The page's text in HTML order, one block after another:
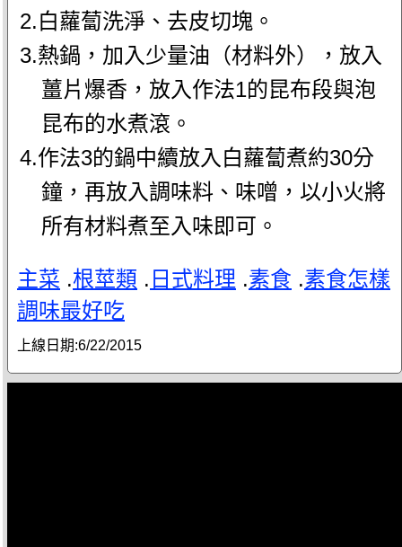
2.白蘿蔔洗淨、去皮切塊。
3.熱鍋，加入少量油（材料外），放入
薑片爆香，放入作法1的昆布段與泡
昆布的水煮滾。
4.作法3的鍋中續放入白蘿蔔煮約30分
鐘，再放入調味料、味噌，以小火將
所有材料煮至入味即可。
主菜 .根莖類 . 日式料理 .素食 .素食怎樣
調味最好吃
上線日期:6/22/2015